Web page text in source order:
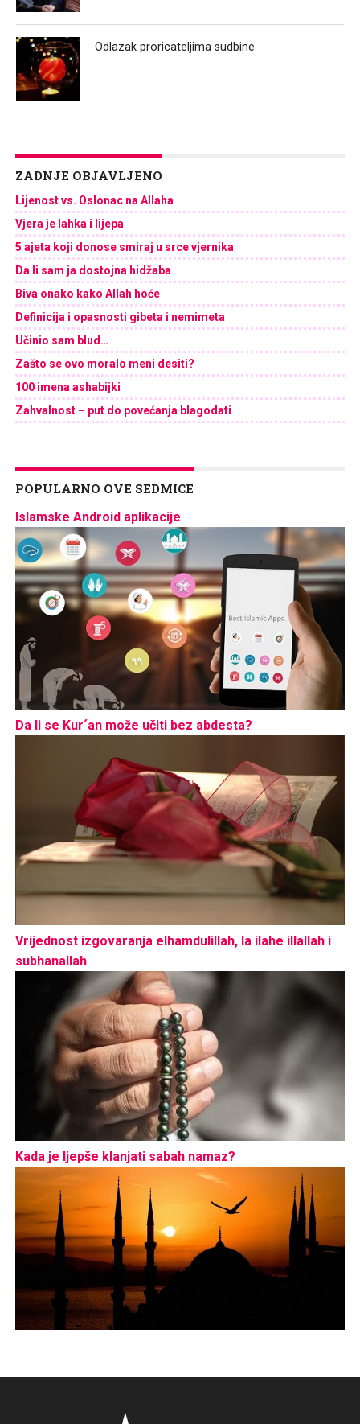
Odlazak proricateljima sudbine
ZADNJE OBJAVLJENO
Lijenost vs. Oslonac na Allaha
Vjera je lahka i lijepa
5 ajeta koji donose smiraj u srce vjernika
Da li sam ja dostojna hidžaba
Biva onako kako Allah hoće
Definicija i opasnosti gibeta i nemimeta
Učinio sam blud…
Zašto se ovo moralo meni desiti?
100 imena ashabijki
Zahvalnost – put do povećanja blagodati
POPULARNO OVE SEDMICE
Islamske Android aplikacije
Da li se Kur´an može učiti bez abdesta?
Vrijednost izgovaranja elhamdulillah, la ilahe illallah i
subhanallah
Kada je ljepše klanjati sabah namaz?